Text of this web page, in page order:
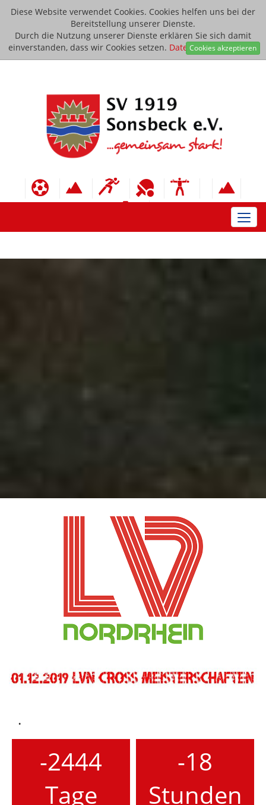
Diese Website verwendet Cookies. Cookies helfen uns bei der
Bereitstellung unserer Dienste.
Durch die Nutzung unserer Dienste erklären Sie sich damit
einverstanden, dass wir Cookies setzen. Datenschutzerklärung
Cookies akzeptieren
.
-2444
Tage
-18
Stunden